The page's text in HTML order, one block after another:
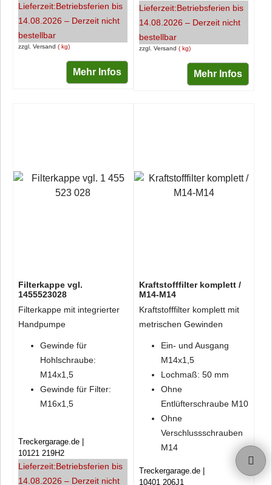
zzgl. Versand kg
Lieferzeit:Betriebsferien bis
14.08.2026 – Derzeit nicht
bestellbar
Mehr Infos
zzgl. Versand kg
Lieferzeit:Betriebsferien bis
14.08.2026 – Derzeit nicht
bestellbar
Mehr Infos
Filterkappe vgl.
1455523028
Filterkappe mit integrierter
Handpumpe
Gewinde für
Hohlschraube:
M14x1,5
Gewinde für Filter:
M16x1,5
Treckergarage.de
10121 219H2
Lieferzeit:Betriebsferien bis
14.08.2026 – Derzeit nicht
Kraftstofffilter komplett /
M14-M14
Kraftstofffilter komplett mit
metrischen Gewinden
Ein- und Ausgang
M14x1,5
Lochmaß: 50 mm
Ohne
Entlüfterschraube M10
Ohne
Verschlussschrauben
M14
Treckergarage.de
10401 206J1